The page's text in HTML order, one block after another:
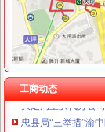
杭州思锐贸易有限
重庆百谷农业开发
工商动态
梁平局重庆代办营
巴南局渝中区代办
奉节局突出“三重”
永川局认真达贯彻
万州局重庆代办营
大足局重庆代办公
忠县局“三举措”渝
璧山局学习贯彻胡